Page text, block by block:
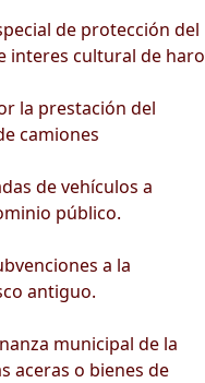
de protección del
interes cultural de haro
la prestación del
camiones
de vehículos a
público.
a la
antiguo.
municipal de la
aceras o bienes de